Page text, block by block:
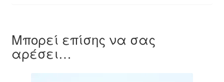
Μπορεί επίσης να σας
αρέσει…